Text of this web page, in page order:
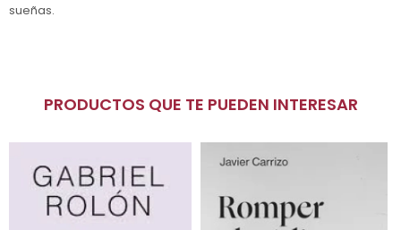
sueñas.
PRODUCTOS QUE TE PUEDEN INTERESAR